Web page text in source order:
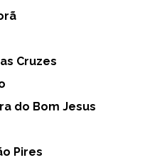
Cruzes
do Bom Jesus
Pires